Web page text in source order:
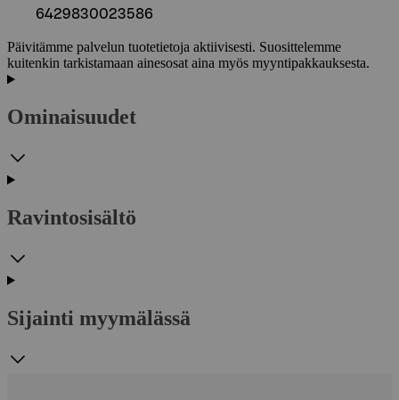
6429830023586
Päivitämme palvelun tuotetietoja aktiivisesti. Suosittelemme
kuitenkin tarkistamaan ainesosat aina myös myyntipakkauksesta.
Ominaisuudet
Ravintosisältö
Sijainti myymälässä